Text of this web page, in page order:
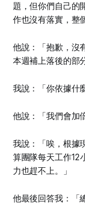
題，但你們自己的
作也沒有落實，整
他說：「抱歉，沒
本週補上落後的部
我說：「你依據什
他說：「我們會加
我說：「唉，根據
算團隊每天工作12
力也趕不上。」
他最後回答我：「